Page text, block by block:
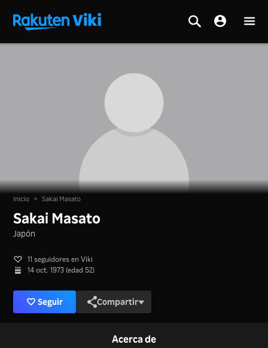
Inicio > Sakai Masato
Sakai Masato
Japón
11 seguidores en Viki
14 oct. 1973 (edad 52)
Seguir Compartir
Acerca de